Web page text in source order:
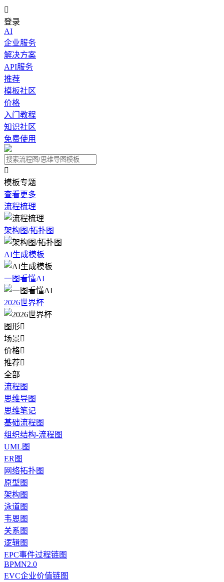

登录
AI
企业服务
解决方案
API服务
推荐
模板社区
价格
入门教程
知识社区
免费使用

模板专题
查看更多
流程梳理
架构图/拓扑图
AI生成模板
一图看懂AI
2026世界杯
图形
场景
价格
推荐
全部
流程图
思维导图
思维笔记
基础流程图
组织结构-流程图
UML图
ER图
网络拓扑图
原型图
架构图
泳道图
韦恩图
关系图
逻辑图
EPC事件过程链图
BPMN2.0
EVC企业价值链图